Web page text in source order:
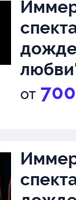
от 700